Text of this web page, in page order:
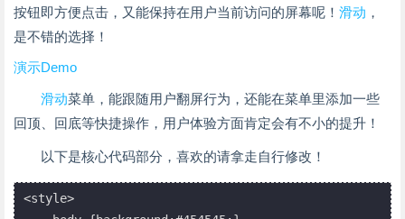
按钮即方便点击，又能保持在用户当前访问的屏幕呢！ 滑动 ，
是不错的选择！
演示Demo
滑动菜单，能跟随用户翻屏行为，还能在菜单里添加一些
回顶、回底等快捷操作，用户体验方面肯定会有不小的提升！
以下是核心代码部分，喜欢的请拿走自行修改！
<style>